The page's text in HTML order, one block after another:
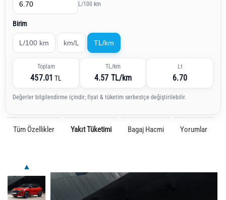
L/100 km
Birim
L/100 km km/L TL/km
Toplam
457.01 TL
TL/km
4.57 TL/km
Lt
6.70
Değerler bilgilendirme içindir; fiyat & tüketim serbestçe değiştirilebilir.
Tüm Özellikler Yakıt Tüketimi Bagaj Hacmi Yorumlar
▲